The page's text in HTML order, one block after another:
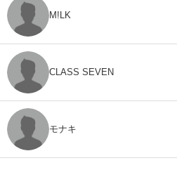
M!LK
CLASS SEVEN
モナキ